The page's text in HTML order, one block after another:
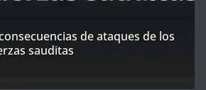
de ataques de los
sauditas